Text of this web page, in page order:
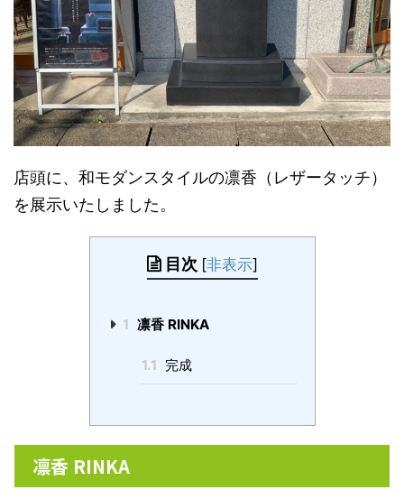
店頭に、和モダンスタイルの凛香（レザータッチ）
を展示いたしました。
目次 [非表示]
1 凛香 RINKA
1.1 完成
凛香 RINKA